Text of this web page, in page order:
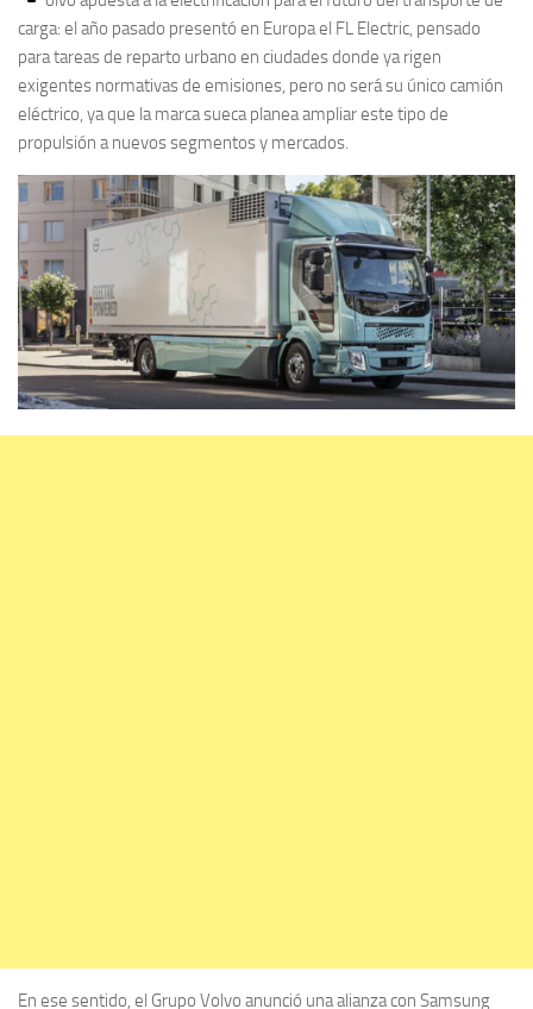
carga: el año pasado presentó en Europa el FL Electric, pensado
para tareas de reparto urbano en ciudades donde ya rigen
exigentes normativas de emisiones, pero no será su único camión
eléctrico, ya que la marca sueca planea ampliar este tipo de
propulsión a nuevos segmentos y mercados.
En ese sentido, el Grupo Volvo anunció una alianza con Samsung